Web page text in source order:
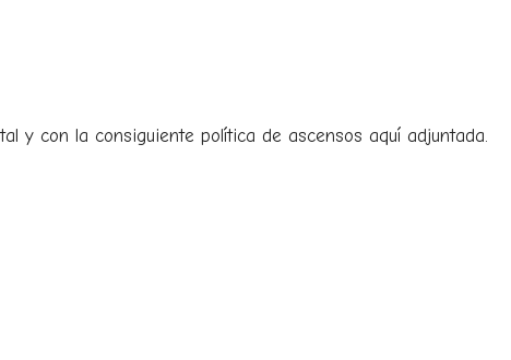
y con la consiguiente política de ascensos aquí adjuntada.